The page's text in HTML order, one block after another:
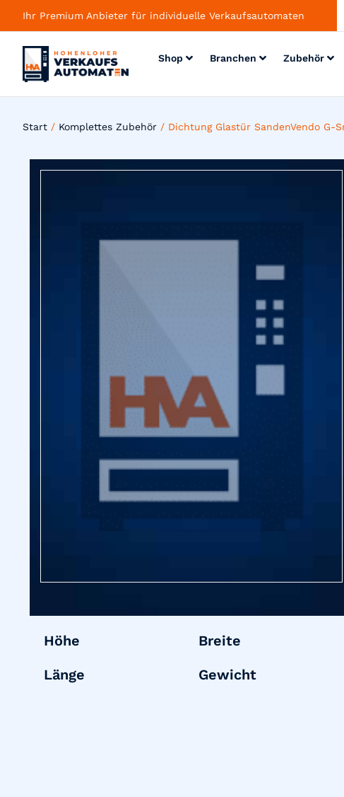
Ihr Premium Anbieter für individuelle Verkaufsautomaten
Shop Branchen Zubehör
Start / Komplettes Zubehör / Dichtung Glastür SandenVendo G-
Höhe
Breite
Länge
Gewicht